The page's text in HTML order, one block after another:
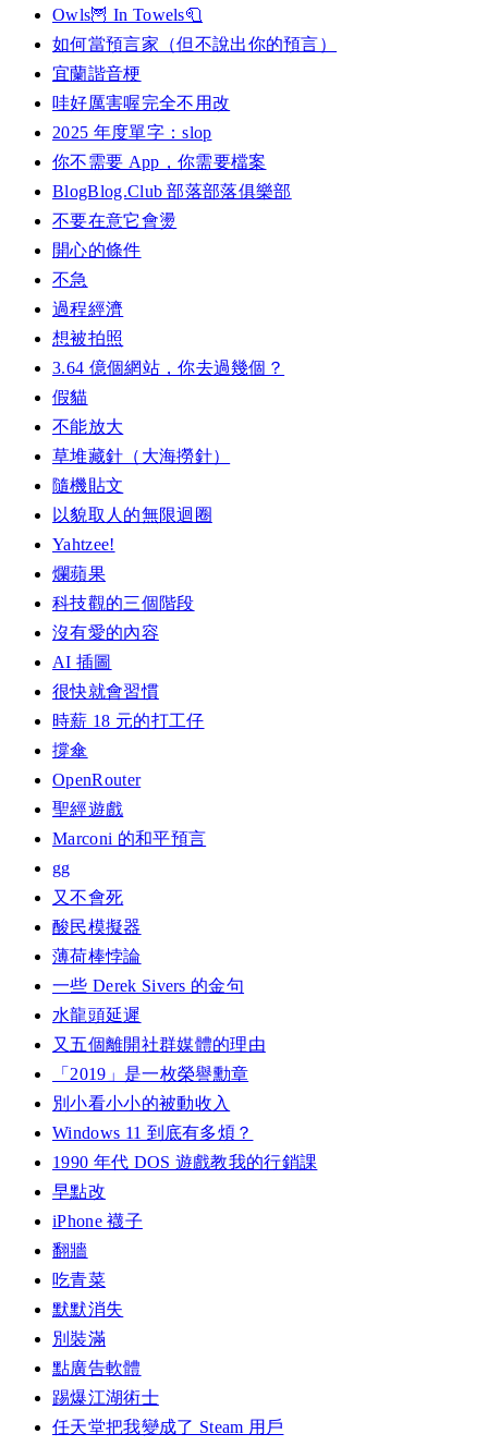
Owls🦉 In Towels🧻
如何當預言家（但不說出你的預言）
宜蘭諧音梗
哇好厲害喔完全不用改
2025 年度單字：slop
你不需要 App，你需要檔案
BlogBlog.Club 部落部落俱樂部
不要在意它會燙
開心的條件
不急
過程經濟
想被拍照
3.64 億個網站，你去過幾個？
假貓
不能放大
草堆藏針（大海撈針）
隨機貼文
以貌取人的無限迴圈
Yahtzee!
爛蘋果
科技觀的三個階段
沒有愛的內容
AI 插圖
很快就會習慣
時薪 18 元的打工仔
撐傘
OpenRouter
聖經遊戲
Marconi 的和平預言
gg
又不會死
酸民模擬器
薄荷棒悖論
一些 Derek Sivers 的金句
水龍頭延遲
又五個離開社群媒體的理由
「2019」是一枚榮譽勳章
別小看小小的被動收入
Windows 11 到底有多煩？
1990 年代 DOS 遊戲教我的行銷課
早點改
iPhone 襪子
翻牆
吃青菜
默默消失
別裝滿
點廣告軟體
踢爆江湖術士
任天堂把我變成了 Steam 用戶